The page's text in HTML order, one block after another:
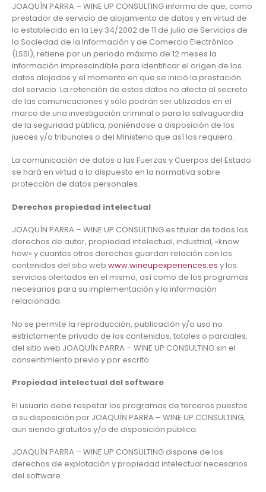
JOAQUÍN PARRA – WINE UP CONSULTING informa de que, como
prestador de servicio de alojamiento de datos y en virtud de
lo establecido en la Ley 34/2002 de 11 de julio de Servicios de
la Sociedad de la Información y de Comercio Electrónico
(LSSI), retiene por un periodo máximo de 12 meses la
información imprescindible para identificar el origen de los
datos alojados y el momento en que se inició la prestación
del servicio. La retención de estos datos no afecta al secreto
de las comunicaciones y sólo podrán ser utilizados en el
marco de una investigación criminal o para la salvaguardia
de la seguridad pública, poniéndose a disposición de los
jueces y/o tribunales o del Ministerio que así los requiera.
La comunicación de datos a las Fuerzas y Cuerpos del Estado
se hará en virtud a lo dispuesto en la normativa sobre
protección de datos personales.
Derechos propiedad intelectual
JOAQUÍN PARRA – WINE UP CONSULTING es titular de todos los
derechos de autor, propiedad intelectual, industrial, «know
how» y cuantos otros derechos guardan relación con los
contenidos del sitio web www.wineupexperiences.es y los
servicios ofertados en el mismo, así como de los programas
necesarios para su implementación y la información
relacionada.
No se permite la reproducción, publicación y/o uso no
estrictamente privado de los contenidos, totales o parciales,
del sitio web JOAQUÍN PARRA – WINE UP CONSULTING sin el
consentimiento previo y por escrito.
Propiedad intelectual del software
El usuario debe respetar los programas de terceros puestos
a su disposición por JOAQUÍN PARRA – WINE UP CONSULTING,
aun siendo gratuitos y/o de disposición pública.
JOAQUÍN PARRA – WINE UP CONSULTING dispone de los
derechos de explotación y propiedad intelectual necesarios
del software.